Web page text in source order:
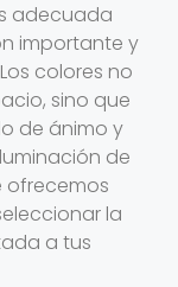
adecuada
importante y
colores no
sino que
de ánimo y
de
ofrecemos
la
a tus